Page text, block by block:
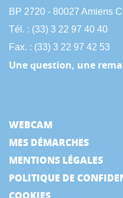
BP 2720 - 80027 Amiens
Tél. : (33) 3 22 97 40 40
Fax. : (33) 3 22 97 42 53
Une question, une
WEBCAM
MES DÉMARCHES
MENTIONS LÉGALES
POLITIQUE DE
COOKIES